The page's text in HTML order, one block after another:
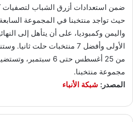
حيث تواجد منتخبنا في المجموعة
الأولى وأفضل 7 منتخبات حلت
من 25 أغسطس حتى 6
مجموعة منتخبنا.
المصدر: شبكة الأنباء